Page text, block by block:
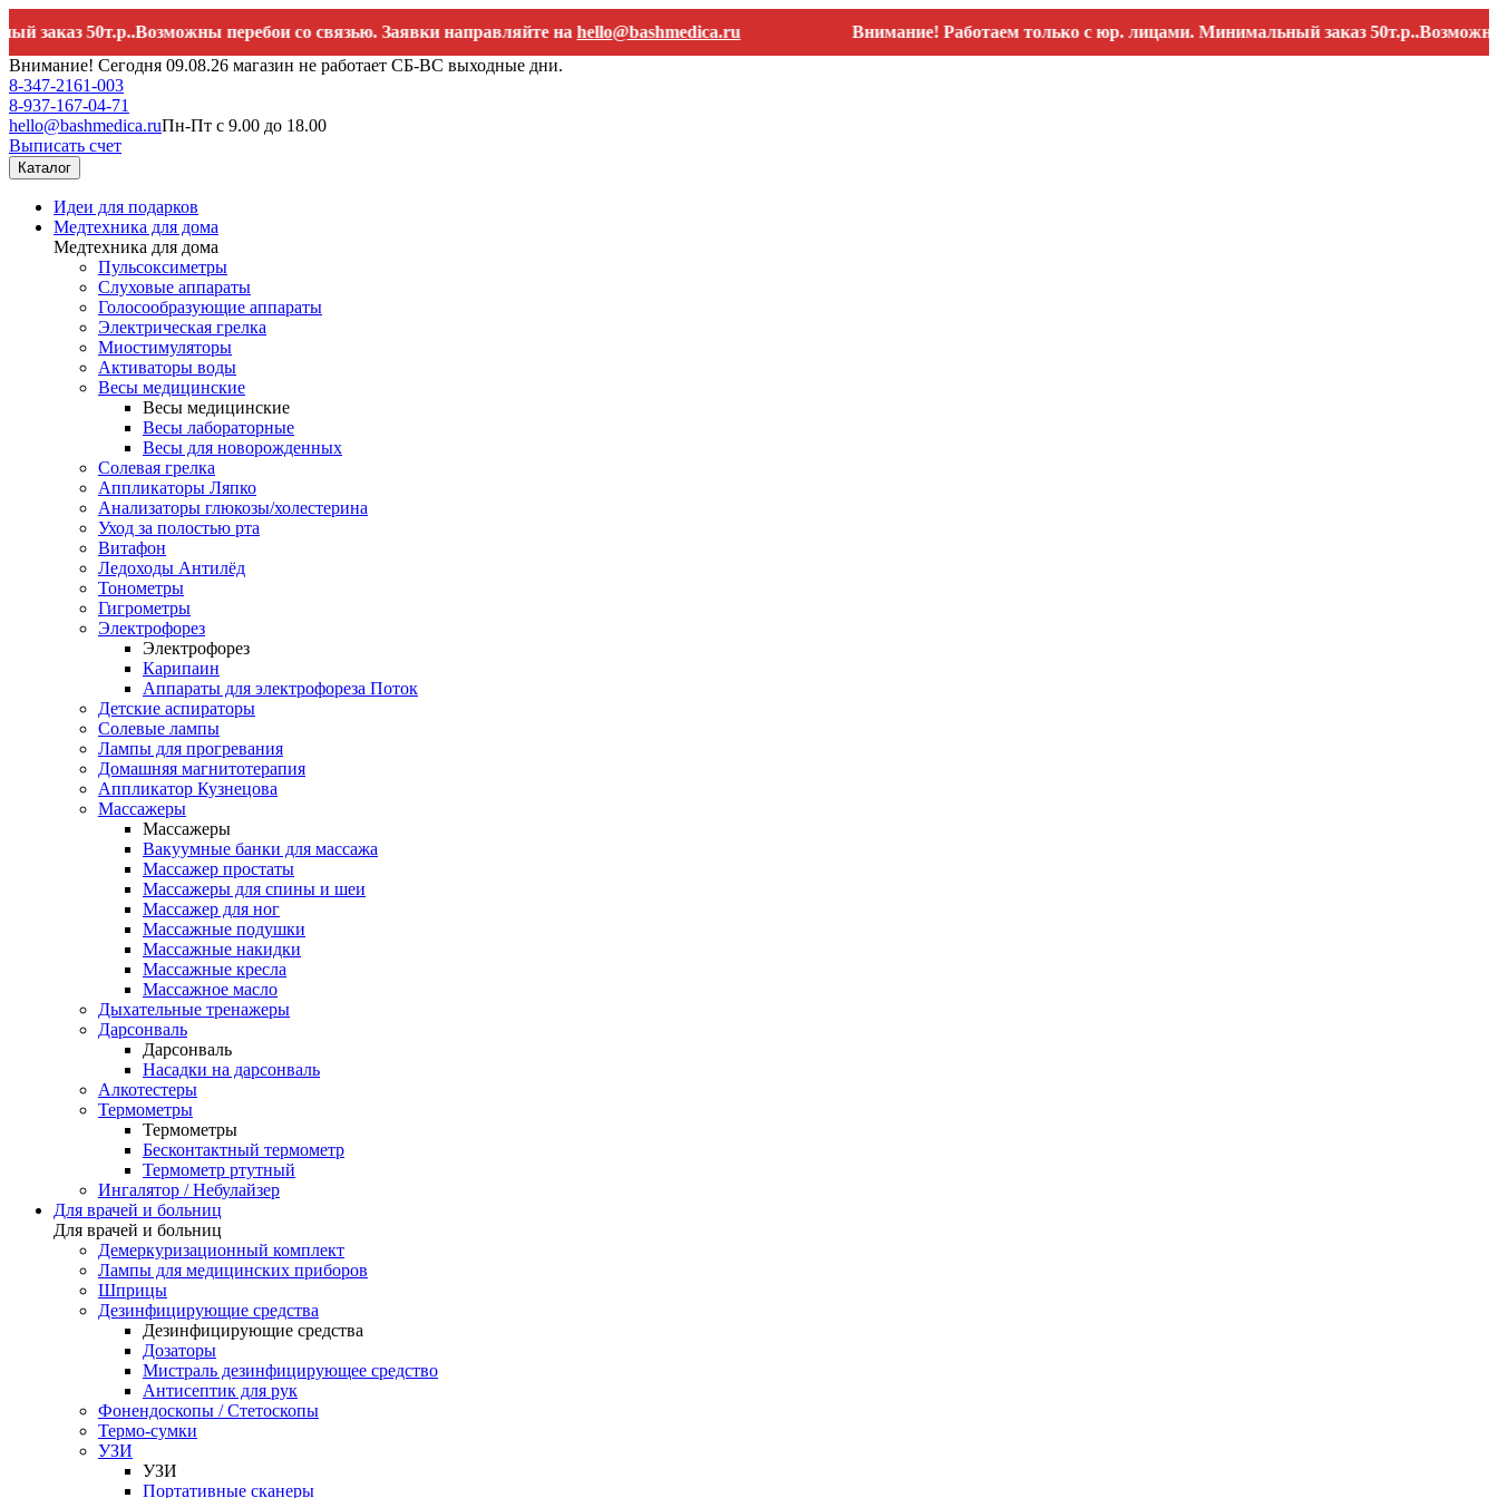
50т.р..Возможны перебои со связью. Заявки направляйте наhello@bashmedica.ru
Внимание! Работаем только с юр. лицами. Минимальный заказ 50т.р..Возможны
Внимание! Сегодня 09.08.26 магазин не работает СБ-ВС выходные дни.
8-347-2161-003
8-937-167-04-71
hello@bashmedica.ruПн-Пт с 9.00 до 18.00
Выписать счет
Каталог
Идеи для подарков
Медтехника для дома
Медтехника для дома
Пульсоксиметры
Слуховые аппараты
Голосообразующие аппараты
Электрическая грелка
Миостимуляторы
Активаторы воды
Весы медицинские
Весы медицинские
Весы лабораторные
Весы для новорожденных
Солевая грелка
Аппликаторы Ляпко
Анализаторы глюкозы/холестерина
Уход за полостью рта
Витафон
Ледоходы Антилёд
Тонометры
Гигрометры
Электрофорез
Электрофорез
Карипаин
Аппараты для электрофореза Поток
Детские аспираторы
Солевые лампы
Лампы для прогревания
Домашняя магнитотерапия
Аппликатор Кузнецова
Массажеры
Массажеры
Вакуумные банки для массажа
Массажер простаты
Массажеры для спины и шеи
Массажер для ног
Массажные подушки
Массажные накидки
Массажные кресла
Массажное масло
Дыхательные тренажеры
Дарсонваль
Дарсонваль
Насадки на дарсонваль
Алкотестеры
Термометры
Термометры
Бесконтактный термометр
Термометр ртутный
Ингалятор / Небулайзер
Для врачей и больниц
Для врачей и больниц
Демеркуризационный комплект
Лампы для медицинских приборов
Шприцы
Дезинфицирующие средства
Дезинфицирующие средства
Дозаторы
Мистраль дезинфицирующее средство
Антисептик для рук
Фонендоскопы / Стетоскопы
Термо-сумки
УЗИ
УЗИ
Портативные сканеры